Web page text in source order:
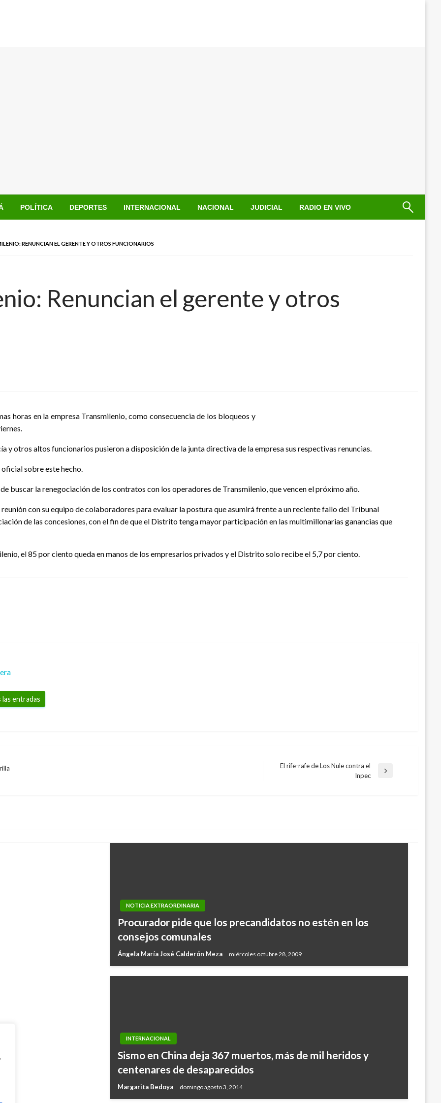
POLÍTICA DEPORTES INTERNACIONAL NACIONAL JUDICIAL RADIO EN VIVO
RENUNCIAN EL GERENTE Y OTROS FUNCIONARIOS
Renuncian el gerente y otros
horas en la empresa Transmilenio, como consecuencia de los bloqueos y
y otros altos funcionarios pusieron a disposición de la junta directiva de la empresa sus respectivas renuncias.
sobre este hecho.
la renegociación de los contratos con los operadores de Transmilenio, que vencen el próximo año.
con su equipo de colaboradores para evaluar la postura que asumirá frente a un reciente fallo del Tribunal
de las concesiones, con el fin de que el Distrito tenga mayor participación en las multimillonarias ganancias que
el 85 por ciento queda en manos de los empresarios privados y el Distrito solo recibe el 5,7 por ciento.
entradas
El rife-rafe de Los Nule contra el
Inpec
NOTICIA EXTRAORDINARIA
Procurador pide que los precandidatos no estén en los
consejos comunales
Ángela María José Calderón Meza miércoles octubre 28, 2009
INTERNACIONAL
Sismo en China deja 367 muertos, más de mil heridos y
centenares de desaparecidos
Margarita Bedoya domingo agosto 3, 2014